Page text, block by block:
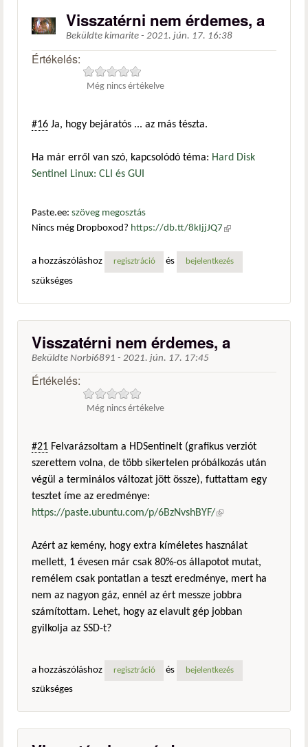
Visszatérni nem érdemes, a
Beküldte kimarite - 2021. jún. 17. 16:38
Értékelés:
Még nincs értékelve
#16 Ja, hogy bejáratós ... az más tészta.
Ha már erről van szó, kapcsolódó téma: Hard Disk
Sentinel Linux: CLI és GUI
Paste.ee: szöveg megosztás
Nincs még Dropboxod? https://db.tt/8kIjjJQ7 (külső
a hozzászóláshoz
regisztráció és bejelentkezés
szükséges
Visszatérni nem érdemes, a
Beküldte Norbi6891 - 2021. jún. 17. 17:45
Értékelés:
Még nincs értékelve
#21 Felvarázsoltam a HDSentinelt (grafikus verziót
szerettem volna, de több sikertelen próbálkozás után
végül a terminálos változat jött össze), futtattam egy
tesztet íme az eredménye:
https://paste.ubuntu.com/p/6BzNvshBYF/(külső
Azért az kemény, hogy extra kíméletes használat
mellett, 1 évesen már csak 80%-os állapotot mutat,
remélem csak pontatlan a teszt eredménye, mert ha
nem az nagyon gáz, ennél az ért messze jobbra
számítottam. Lehet, hogy az elavult gép jobban
gyilkolja az SSD-t?
a hozzászóláshoz regisztráció és bejelentkezés
szükséges